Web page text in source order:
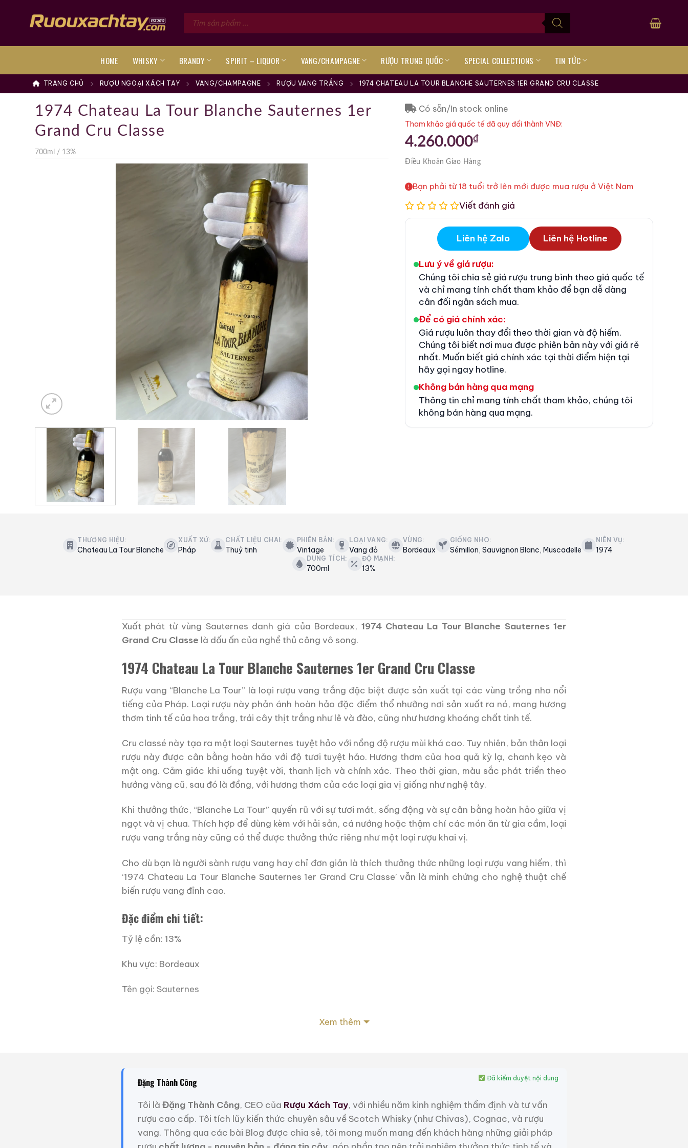
Tìm
kiếm
HOME WHISKY BRANDY SPIRIT – LIQUOR VANG/CHAMPAGNE RƯỢU TRUNG QUỐC SPECIAL COLLECTIONS TIN TỨC
TRANG CHỦ RƯỢU NGOẠI XÁCH TAY VANG/CHAMPAGNE RƯỢU VANG TRẮNG 1974 CHATEAU LA TOUR BLANCHE SAUTERNES 1ER GRAND CRU CLASSE
1974 Chateau La Tour Blanche Sauternes 1er
Grand Cru Classe
700ml / 13%
Có sẵn/In stock online
Tham khảo giá quốc tế đã quy đổi thành VNĐ:
4.260.000₫
Điều KhoảnGiao Hàng
Bạn phải từ 18 tuổi trở lên mới được mua rượu ở Việt Nam
Viết đánh giá
Liên hệ Zalo Liên hệ Hotline
Lưu ý về giá rượu:
Chúng tôi chia sẻ giá rượu trung bình theo giá quốc tế
và chỉ mang tính chất tham khảo để bạn dễ dàng
cân đối ngân sách mua.
Để có giá chính xác:
Giá rượu luôn thay đổi theo thời gian và độ hiếm.
Chúng tôi biết nơi mua được phiên bản này với giá rẻ
nhất. Muốn biết giá chính xác tại thời điểm hiện tại
hãy gọi ngay hotline.
Không bán hàng qua mạng
Thông tin chỉ mang tính chất tham khảo, chúng tôi
không bán hàng qua mạng.
THƯƠNG HIỆU:
Chateau La Tour Blanche
XUẤT XỨ:
Pháp
CHẤT LIỆU CHAI:
Thuỷ tinh
PHIÊN BẢN:
Vintage
LOẠI VANG:
Vang đỏ
VÙNG:
Bordeaux
GIỐNG NHO:
Sémillon, Sauvignon Blanc, Muscadelle
NIÊN VỤ:
1974
DUNG TÍCH:
700ml
ĐỘ MẠNH:
13%
Xuất phát từ vùng Sauternes danh giá của Bordeaux, 1974 Chateau La Tour Blanche Sauternes 1er
Grand Cru Classe là dấu ấn của nghề thủ công vô song.
1974 Chateau La Tour Blanche Sauternes 1er Grand Cru Classe
Rượu vang “Blanche La Tour” là loại rượu vang trắng đặc biệt được sản xuất tại các vùng trồng nho nổi
tiếng của Pháp. Loại rượu này phản ánh hoàn hảo đặc điểm thổ nhưỡng nơi sản xuất ra nó, mang hương
thơm tinh tế của hoa trắng, trái cây thịt trắng như lê và đào, cũng như hương khoáng chất tinh tế.
Cru classé này tạo ra một loại Sauternes tuyệt hảo với nồng độ rượu mùi khá cao. Tuy nhiên, bản thân loại
rượu này được cân bằng hoàn hảo với độ tươi tuyệt hảo. Hương thơm của hoa quả kỳ lạ, chanh kẹo và
mật ong. Cảm giác khi uống tuyệt vời, thanh lịch và chính xác. Theo thời gian, màu sắc phát triển theo
hướng vàng cũ, sau đó là đồng, với hương thơm của các loại gia vị giống như nghệ tây.
Khi thưởng thức, “Blanche La Tour” quyến rũ với sự tươi mát, sống động và sự cân bằng hoàn hảo giữa vị
ngọt và vị chua. Thích hợp để dùng kèm với hải sản, cá nướng hoặc thậm chí các món ăn từ gia cầm, loại
rượu vang trắng này cũng có thể được thưởng thức riêng như một loại rượu khai vị.
Cho dù bạn là người sành rượu vang hay chỉ đơn giản là thích thưởng thức những loại rượu vang hiếm, thì
‘1974 Chateau La Tour Blanche Sauternes 1er Grand Cru Classe’ vẫn là minh chứng cho nghệ thuật chế
biến rượu vang đỉnh cao.
Đặc điểm chi tiết:
Tỷ lệ cồn: 13%
Khu vực: Bordeaux
Tên gọi: Sauternes
Loai rượu: rượu tráng miệng
Cửa sổ uống rượu đỉnh cao: chai sưu tầm
Nhiệt độ phục vụ: 6°
Xem thêm
Đặng Thành Công
Tôi là Đặng Thành Công, CEO của Rượu Xách Tay, với nhiều năm kinh nghiệm thẩm định và tư vấn
rượu cao cấp. Tôi tích lũy kiến thức chuyên sâu về Scotch Whisky (như Chivas), Cognac, và rượu
vang. Thông qua các bài Blog được chia sẻ, tôi mong muốn mang đến khách hàng những giải pháp
Đã kiểm duyệt nội dung